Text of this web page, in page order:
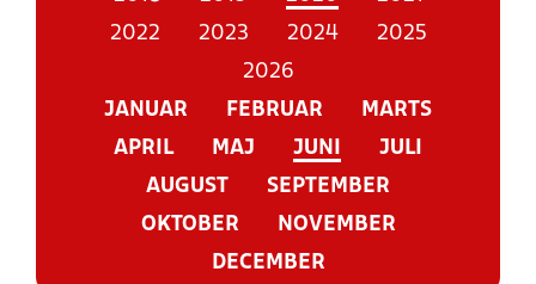
2022
2023 2024
2025
2026
JANUAR
FEBRUAR
MARTS
APRIL
MAJ JUNI
JULI
AUGUST
SEPTEMBER
OKTOBER
NOVEMBER
DECEMBER